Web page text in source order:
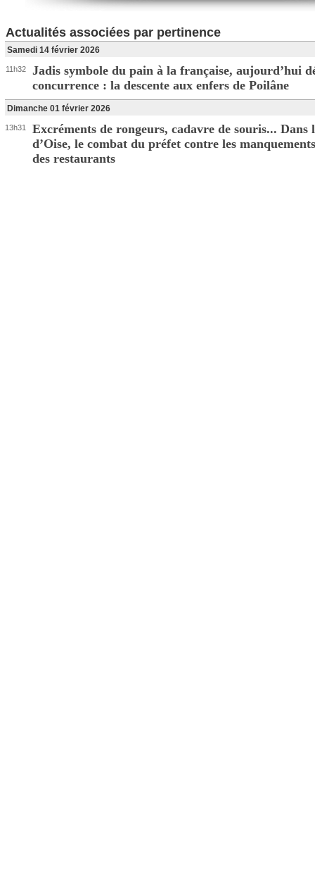
Actualités associées par pertinence
Samedi 14 février 2026
11h32
Jadis symbole du pain à la française, aujourd’hui
concurrence : la descente aux enfers de Poilâne
Dimanche 01 février 2026
13h31
Excréments de rongeurs, cadavre de souris... Dans
d’Oise, le combat du préfet contre les
des restaurants